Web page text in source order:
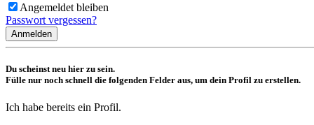
Angemeldet bleiben
Passwort vergessen?
Anmelden
Du scheinst neu hier zu sein.
Fülle nur noch schnell die folgenden Felder aus, um dein Profil zu erstellen.
Ich habe bereits ein Profil.